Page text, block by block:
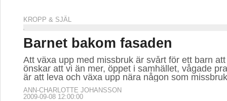
KROPP & SJÄL
Barnet bakom fasaden
Att växa upp med missbruk är svårt för ett barn
önskar att vi än mer, öppet i samhället, vågade
är att leva och växa upp nära någon som
ANN-CHARLOTTE JOHANSSON
2009-09-08 12:00:00